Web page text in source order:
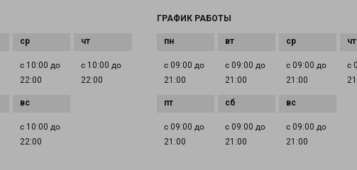
с 10:00 до
22:00
с 10:00 до
22:00
с 10:00 до
22:00
ГРАФИК РАБОТЫ
с 09:00 до
21:00
с 09:00 до
21:00
с 09:00 до
21:00
с
с 09:00 до
21:00
с 09:00 до
21:00
с 09:00 до
21:00